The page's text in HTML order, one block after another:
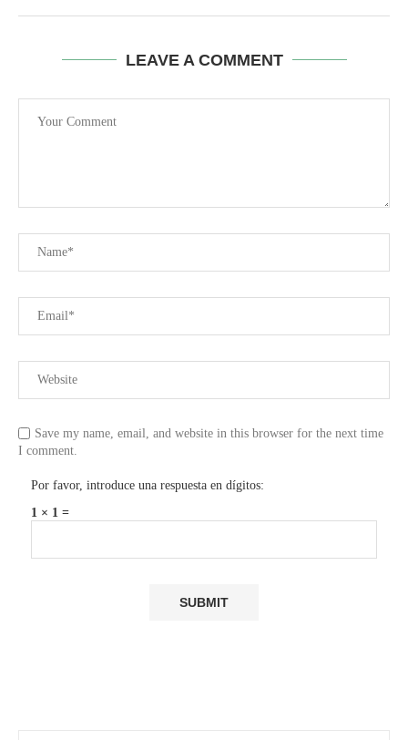
LEAVE A COMMENT
Save my name, email, and website in this browser for the next time
I comment.
Por favor, introduce una respuesta en dígitos:
1 × 1 =